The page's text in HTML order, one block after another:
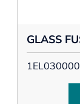
GLASS